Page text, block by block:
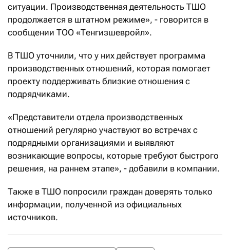
ситуации. Производственная деятельность ТШО
продолжается в штатном режиме», - говорится в
сообщении ТОО «Тенгизшевройл».
В ТШО уточнили, что у них действует программа
производственных отношений, которая помогает
проекту поддерживать близкие отношения с
подрядчиками.
«Представители отдела производственных
отношений регулярно участвуют во встречах с
подрядными организациями и выявляют
возникающие вопросы, которые требуют быстрого
решения, на раннем этапе», - добавили в компании.
Также в ТШО попросили граждан доверять только
информации, полученной из официальных
источников.